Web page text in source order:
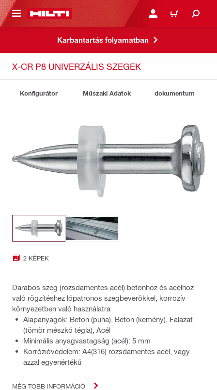
TARTALOMRA BEJELENTKEZÉS VAGY
KOSÁR
Karbantartás folyamatban
X-CR P8 UNIVERZÁLIS SZEGEK
Konfigurátor Műszaki Adatok dokumentum
2 KÉPEK
Darabos szeg (rozsdamentes acél) betonhoz és acélhoz
való rögzítéshez lőpatronos szegbeverőkkel, korrozív
környezetben való használatra
Alapanyagok: Beton (puha), Beton (kemény), Falazat
(tömör mészkő tégla), Acél
Minimális anyagvastagság (acél): 5 mm
Korrózióvédelem: A4(316) rozsdamentes acél, vagy
azzal egyenértékű
MÉG TÖBB INFORMÁCIÓ